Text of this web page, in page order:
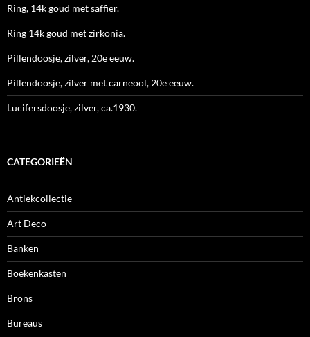
Ring, 14k goud met saffier.
Ring 14k goud met zirkonia.
Pillendoosje, zilver, 20e eeuw.
Pillendoosje, zilver met carneool, 20e eeuw.
Lucifersdoosje, zilver, ca.1930.
CATEGORIEËN
Antiekcollectie
Art Deco
Banken
Boekenkasten
Brons
Bureaus